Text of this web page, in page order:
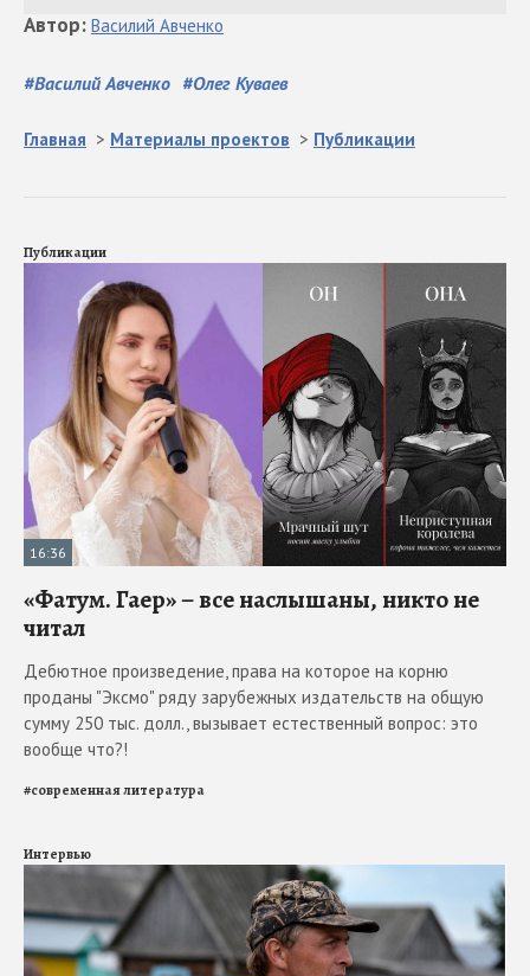
#Василий Авченко #Олег Куваев
Автор: Василий Авченко
Главная > Материалы проектов > Публикации
Публикации
16:36
«Фатум. Гаер» – все наслышаны, никто не
читал
Дебютное произведение, права на которое на корню
проданы "Эксмо" ряду зарубежных издательств на общую
сумму 250 тыс. долл., вызывает естественный вопрос: это
вообще что?!
#современная литература
Интервью